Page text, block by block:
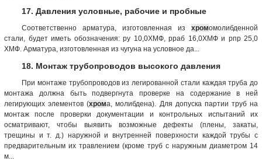
17. Давления условные, рабочие и пробные
Соответственно арматура, изготовленная из хромомолибденной
стали, будет иметь обозначения: ру 10,0ХМФ, рраб 16,0ХМФ и рпр 25,0
ХМФ. Арматура, изготовленная из чугуна на условное да...
18. Монтаж трубопроводов высокого давления
При монтаже трубопроводов из легированной стали каждая труба до
монтажа должна быть подвергнута проверке на содержание в ней
легирующих элементов (хрома, молибдена). Для допуска партии труб на
монтаж после проверки документации и контрольных испытаний их
осматривают, чтобы выявить возможные дефекты (плены, закаты,
трещины и т. д.) наружной и внутренней поверхности каждой трубы с
предварительным их травлением (кроме труб с наружным диаметром 14
м...